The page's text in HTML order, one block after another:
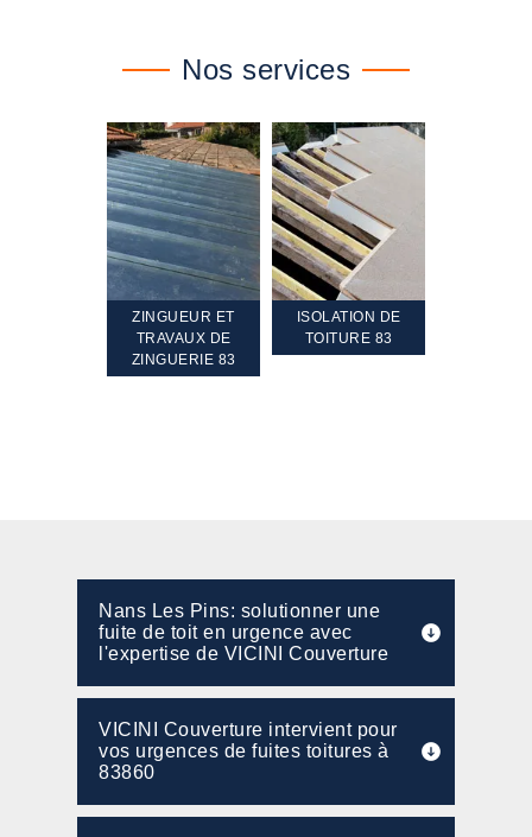
Nos services
ZINGUEUR ET
TRAVAUX DE
ZINGUERIE 83
ISOLATION DE
TOITURE 83
Nans Les Pins: solutionner une
fuite de toit en urgence avec
l'expertise de VICINI Couverture
VICINI Couverture intervient pour
vos urgences de fuites toitures à
83860